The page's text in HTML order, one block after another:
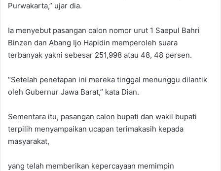
Purwakarta,” ujar dia.
Ia menyebut pasangan calon nomor urut 1 Saepul Bahri
Binzen dan Abang Ijo Hapidin memperoleh suara
terbanyak yakni sebesar 251,998 atau 48, 48 persen.
“Setelah penetapan ini mereka tinggal menunggu dilantik
oleh Gubernur Jawa Barat,” kata Dian.
Sementara itu, pasangan calon bupati dan wakil bupati
terpilih menyampaikan ucapan terimakasih kepada
masyarakat,
yang telah memberikan kepercayaan memimpin